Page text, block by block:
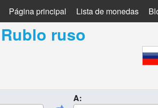
Página principal Lista de monedas
Rublo ruso
A: